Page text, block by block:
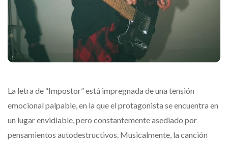
La letra de “Impostor” está impregnada de una tensión
emocional palpable, en la que el protagonista se encuentra en
un lugar envidiable, pero constantemente asediado por
pensamientos autodestructivos. Musicalmente, la canción